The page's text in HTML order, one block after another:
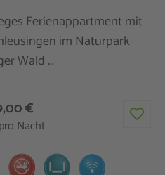
Ferienappartment mit
im Naturpark
Wald ...
€
Nacht